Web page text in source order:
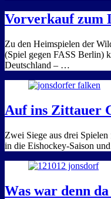
Vorverkauf zum
Zu den Heimspielen der
(Spiel gegen FASS Berlin)
Deutschland – …
Auf ins Zittauer
Zwei Siege aus drei
in die Eishockey-Saison
Was war denn